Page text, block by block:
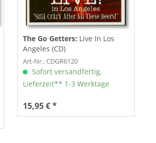
The Go Getters: Live In Los
Angeles (CD)
Art-Nr.: CDGR6120
Sofort versandfertig,
Lieferzeit** 1-3 Werktage
15,95 € *